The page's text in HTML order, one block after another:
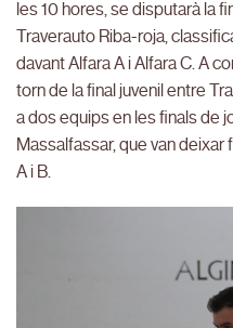
les 10 hores, se disputarà la
Traverauto Riba-roja,
davant Alfara A i Alfara C. A
torn de la final juvenil entre
a dos equips en les finals de
Massalfassar, que van
A i B.